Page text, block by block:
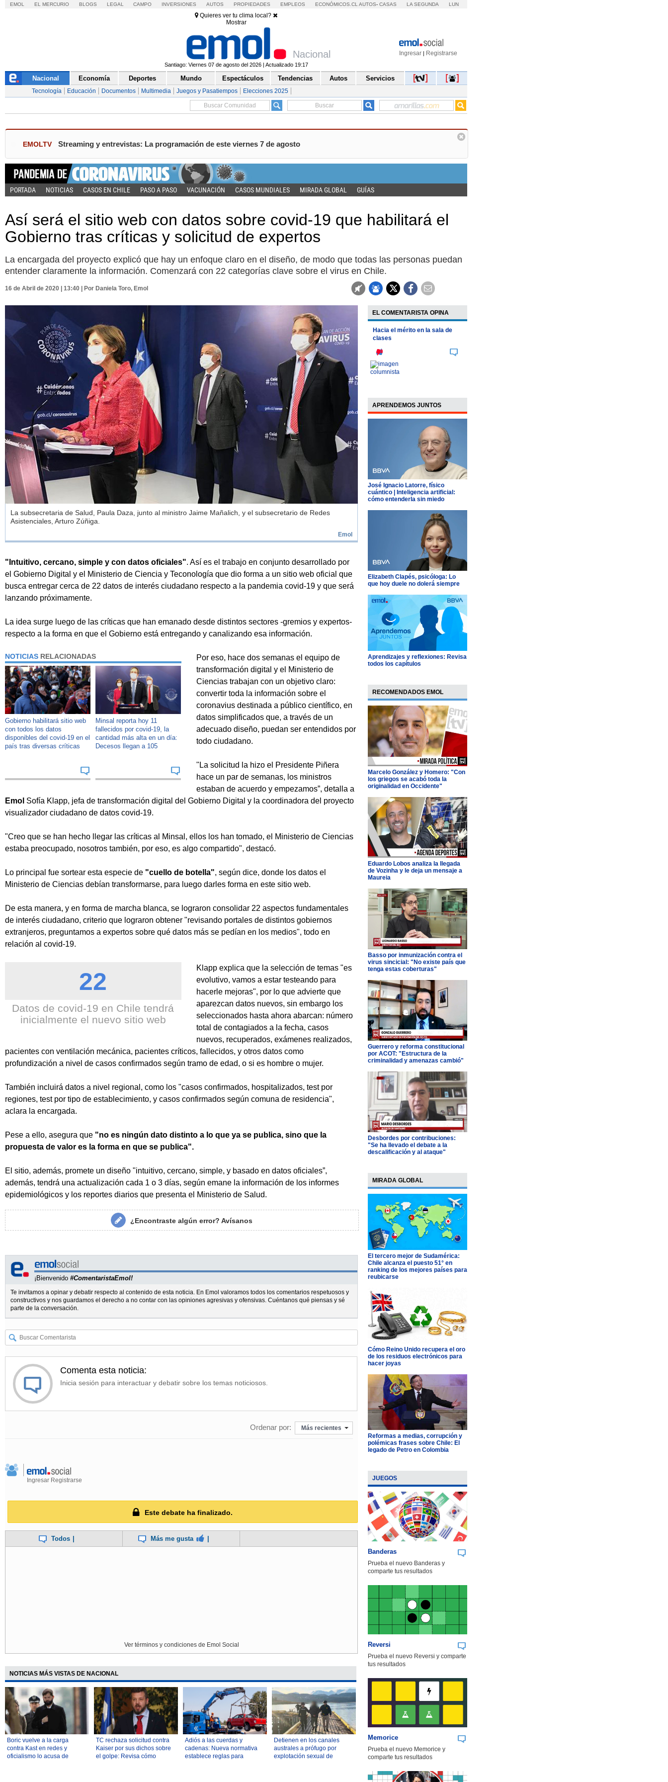
EMOL EL MERCURIO BLOGS LEGAL CAMPO INVERSIONES AUTOS PROPIEDADES EMPLEOS ECONÓMICOS.CL AUTOS- CASAS LA SEGUNDA LUN
Quieres ver tu clima local?
Mostrar
Ingresar | Registrarse
Nacional
Santiago: Viernes 07 de agosto del 2026 | Actualizado 19:17
Nacional Economía Deportes Mundo Espectáculos Tendencias Autos Servicios
Tecnología Educación Documentos Multimedia Juegos y Pasatiempos Elecciones 2025
EMOLTV Streaming y entrevistas: La programación de este viernes 7 de agosto
PORTADA NOTICIAS CASOS EN CHILE PASO A PASO VACUNACIÓN CASOS MUNDIALES MIRADA GLOBAL GUÍAS
Así será el sitio web con datos sobre covid-19 que habilitará el
Gobierno tras críticas y solicitud de expertos
La encargada del proyecto explicó que hay un enfoque claro en el diseño, de modo que todas las personas puedan
entender claramente la información. Comenzará con 22 categorías clave sobre el virus en Chile.
16 de Abril de 2020 | 13:40 | Por Daniela Toro, Emol
La subsecretaria de Salud, Paula Daza, junto al ministro Jaime Mañalich, y el subsecretario de Redes
Asistenciales, Arturo Zúñiga.
Emol
"Intuitivo, cercano, simple y con datos oficiales". Así es el trabajo en conjunto desarrollado por
el Gobierno Digital y el Ministerio de Ciencia y Teconología que dio forma a un sitio web oficial que
busca entregar cerca de 22 datos de interés ciudadano respecto a la pandemia covid-19 y que será
lanzando próximamente.
La idea surge luego de las críticas que han emanado desde distintos sectores -gremios y expertos-
respecto a la forma en que el Gobierno está entregando y canalizando esa información.
NOTICIAS RELACIONADAS
Gobierno habilitará sitio web
con todos los datos
disponibles del covid-19 en el
país tras diversas críticas
Minsal reporta hoy 11
fallecidos por covid-19, la
cantidad más alta en un día:
Decesos llegan a 105
Por eso, hace dos semanas el equipo de
transformación digital y el Ministerio de
Ciencias trabajan con un objetivo claro:
convertir toda la información sobre el
coronavius destinada a público científico, en
datos simplificados que, a través de un
adecuado diseño, puedan ser entendidos por
todo ciudadano.
"La solicitud la hizo el Presidente Piñera
hace un par de semanas, los ministros
estaban de acuerdo y empezamos”, detalla a
Emol Sofía Klapp, jefa de transformación digital del Gobierno Digital y la coordinadora del proyecto
visualizador ciudadano de datos covid-19.
"Creo que se han hecho llegar las críticas al Minsal, ellos los han tomado, el Ministerio de Ciencias
estaba preocupado, nosotros también, por eso, es algo compartido", destacó.
Lo principal fue sortear esta especie de "cuello de botella", según dice, donde los datos el
Ministerio de Ciencias debían transformarse, para luego darles forma en este sitio web.
De esta manera, y en forma de marcha blanca, se lograron consolidar 22 aspectos fundamentales
de interés ciudadano, criterio que lograron obtener "revisando portales de distintos gobiernos
extranjeros, preguntamos a expertos sobre qué datos más se pedían en los medios", todo en
relación al covid-19.
22
Datos de covid-19 en Chile tendrá
inicialmente el nuevo sitio web
Klapp explica que la selección de temas "es
evolutivo, vamos a estar testeando para
hacerle mejoras", por lo que advierte que
aparezcan datos nuevos, sin embargo los
seleccionados hasta ahora abarcan: número
total de contagiados a la fecha, casos
nuevos, recuperados, exámenes realizados,
pacientes con ventilación mecánica, pacientes críticos, fallecidos, y otros datos como
profundización a nivel de casos confirmados según tramo de edad, o si es hombre o mujer.
También incluirá datos a nivel regional, como los "casos confirmados, hospitalizados, test por
regiones, test por tipo de establecimiento, y casos confirmados según comuna de residencia",
aclara la encargada.
Pese a ello, asegura que "no es ningún dato distinto a lo que ya se publica, sino que la
propuesta de valor es la forma en que se publica".
El sitio, además, promete un diseño "intuitivo, cercano, simple, y basado en datos oficiales”,
además, tendrá una actualización cada 1 o 3 días, según emane la información de los informes
epidemiológicos y los reportes diarios que presenta el Ministerio de Salud.
¿Encontraste algún error?Avísanos
¡Bienvenido #ComentaristaEmol!
Te invitamos a opinar y debatir respecto al contenido de esta noticia. En Emol valoramos todos los comentarios respetuosos y
constructivos y nos guardamos el derecho a no contar con las opiniones agresivas y ofensivas. Cuéntanos qué piensas y sé
parte de la conversación.
Comenta esta noticia:
Inicia sesión para interactuar y debatir sobre los temas noticiosos.
Ordenar por: Más recientes
Ingresar Registrarse
Este debate ha finalizado.
Todos Más me gusta
Ver términos y condiciones de Emol Social
NOTICIAS MÁS VISTAS DE NACIONAL
Boric vuelve a la carga
contra Kast en redes y
oficialismo lo acusa de
TC rechaza solicitud contra
Kaiser por sus dichos sobre
el golpe: Revisa cómo
Adiós a las cuerdas y
cadenas: Nueva normativa
establece reglas para
Detienen en los canales
australes a prófugo por
explotación sexual de
EL COMENTARISTA OPINA
Hacia el mérito en la sala de
clases
APRENDEMOS JUNTOS
José Ignacio Latorre, físico
cuántico | Inteligencia artificial:
cómo entenderla sin miedo
Elizabeth Clapés, psicóloga: Lo
que hoy duele no dolerá siempre
Aprendizajes y reflexiones: Revisa
todos los capítulos
RECOMENDADOS EMOL
Marcelo González y Homero: "Con
los griegos se acabó toda la
originalidad en Occidente"
Eduardo Lobos analiza la llegada
de Vozinha y le deja un mensaje a
Maureia
Basso por inmunización contra el
virus sincicial: "No existe país que
tenga estas coberturas"
Guerrero y reforma constitucional
por ACOT: "Estructura de la
criminalidad y amenazas cambió"
Desbordes por contribuciones:
"Se ha llevado el debate a la
descalificación y al ataque"
MIRADA GLOBAL
El tercero mejor de Sudamérica:
Chile alcanza el puesto 51° en
ranking de los mejores países para
reubicarse
Cómo Reino Unido recupera el oro
de los residuos electrónicos para
hacer joyas
Reformas a medias, corrupción y
polémicas frases sobre Chile: El
legado de Petro en Colombia
JUEGOS
Banderas
Prueba el nuevo Banderas y
comparte tus resultados
Reversi
Prueba el nuevo Reversi y comparte
tus resultados
Memorice
Prueba el nuevo Memorice y
comparte tus resultados